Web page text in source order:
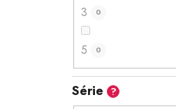
3 0
5 0
Série ?